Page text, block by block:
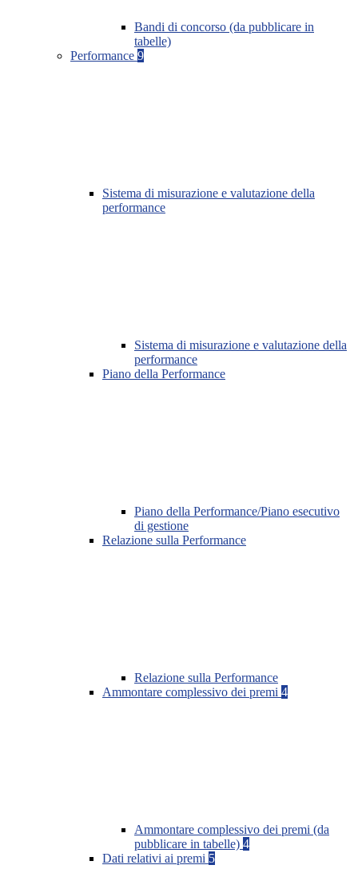
Bandi di concorso (da pubblicare in
tabelle)
Performance 9
Sistema di misurazione e valutazione della
performance
Sistema di misurazione e valutazione della
performance
Piano della Performance
Piano della Performance/Piano esecutivo
di gestione
Relazione sulla Performance
Relazione sulla Performance
Ammontare complessivo dei premi 4
Ammontare complessivo dei premi (da
pubblicare in tabelle) 4
Dati relativi ai premi 5